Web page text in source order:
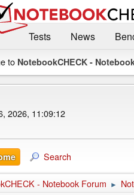
Tests
News
to NotebookCHECK -
2026, 11:09:12
Search
- Notebook Forum ►